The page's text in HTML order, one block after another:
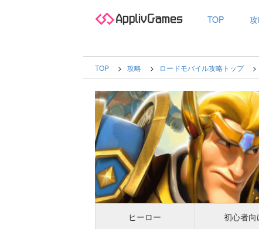
TOP
TOP 攻略 ロードモバイル攻略トップ
ヒーロー 初心者向